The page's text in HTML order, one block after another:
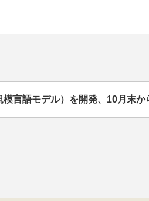
言語モデル）を開発、10月末か